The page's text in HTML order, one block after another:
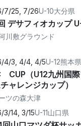
7/25, 7/26U-10大分県
デサフィオカップ
川敷グラウンド
4/3, 4/4, 4/5U-12熊本県
CUP（U12九州国際
ャレンジカップ）
ツの森大津
3/14, 3/15U-11山口県